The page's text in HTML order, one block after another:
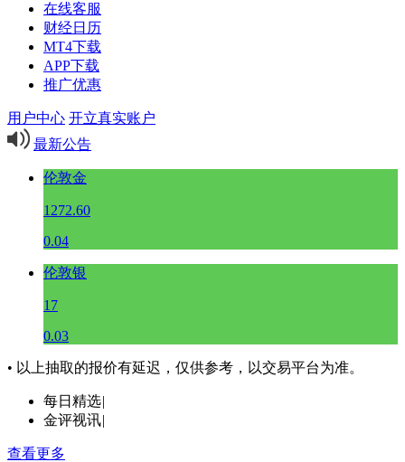
在线客服
财经日历
MT4下载
APP下载
推广优惠
用户中心 开立真实账户
最新公告
伦敦金
1272.60
0.04
伦敦银
17
0.03
• 以上抽取的报价有延迟，仅供参考，以交易平台为准。
每日精选|
金评视讯|
查看更多